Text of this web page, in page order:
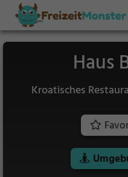
Haus
Kroatisches